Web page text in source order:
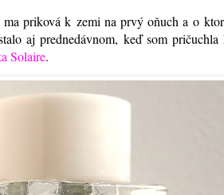
ma priková k zemi na prvý oňuch a o
aj prednedávnom, keď som
Solaire.